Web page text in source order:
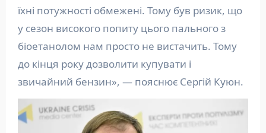
їхні потужності обмежені. Тому був ризик, що
у сезон високого попиту цього пального з
біоетанолом нам просто не вистачить. Тому
до кінця року дозволити купувати і
звичайний бензин», — пояснює Сергій Куюн.